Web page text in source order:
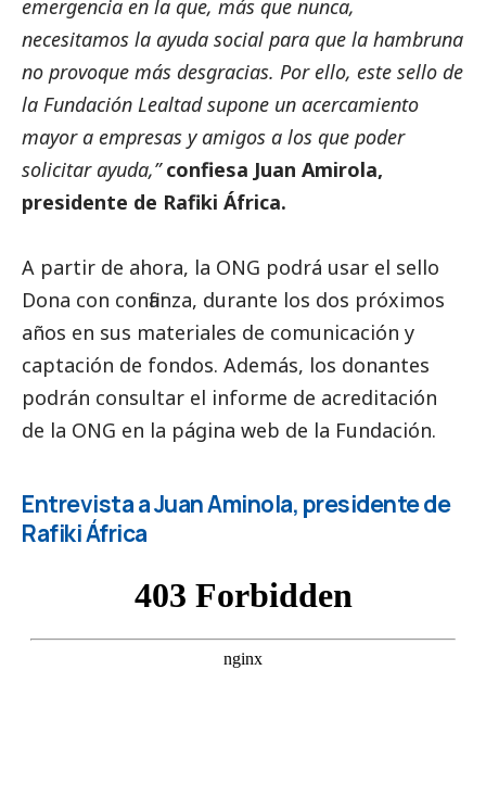
emergencia en la que, más que nunca,
necesitamos la ayuda social para que la hambruna
no provoque más desgracias. Por ello, este sello de
la Fundación Lealtad supone un acercamiento
mayor a empresas y amigos a los que poder
solicitar ayuda,” confiesa Juan Amirola,
presidente de Rafiki África.
A partir de ahora, la ONG podrá usar el sello
Dona con confianza, durante los dos próximos
años en sus materiales de comunicación y
captación de fondos. Además, los donantes
podrán consultar el informe de acreditación
de la ONG en la página web de la Fundación.
Entrevista a Juan Aminola, presidente de
Rafiki África